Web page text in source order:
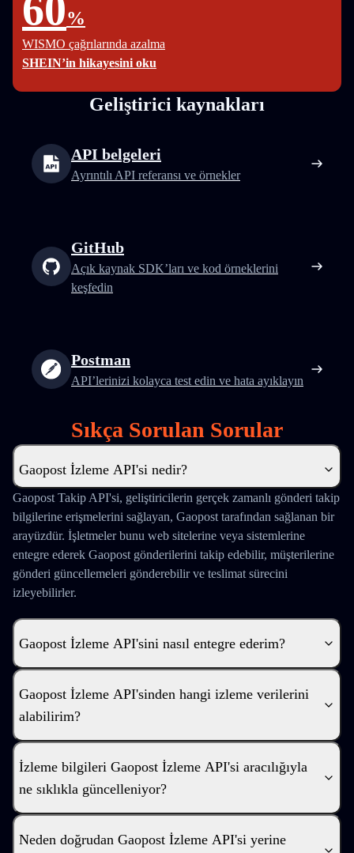
%
WISMO çağrılarında azalma
SHEIN’in hikayesini oku
Geliştirici kaynakları
API belgeleri
Ayrıntılı API referansı ve örnekler
GitHub
Açık kaynak SDK’ları ve kod örneklerini
keşfedin
Postman
API’lerinizi kolayca test edin ve hata ayıklayın
Sıkça Sorulan Sorular
Gaopost İzleme API'si nedir?
Gaopost Takip API'si, geliştiricilerin gerçek zamanlı gönderi takip
bilgilerine erişmelerini sağlayan, Gaopost tarafından sağlanan bir
arayüzdür. İşletmeler bunu web sitelerine veya sistemlerine
entegre ederek Gaopost gönderilerini takip edebilir, müşterilerine
gönderi güncellemeleri gönderebilir ve teslimat sürecini
izleyebilirler.
Gaopost İzleme API'sini nasıl entegre ederim?
Gaopost İzleme API'sinden hangi izleme verilerini
alabilirim?
İzleme bilgileri Gaopost İzleme API'si aracılığıyla
ne sıklıkla güncelleniyor?
Neden doğrudan Gaopost İzleme API'si yerine